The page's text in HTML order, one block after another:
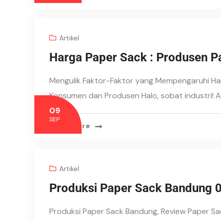
Artikel
Harga Paper Sack : Produsen
Mengulik Faktor-Faktor yang Mempengaruhi
Konsumen dan Produsen Halo, sobat
Read More
09
SEP
Artikel
Produksi Paper Sack Bandung
Produksi Paper Sack Bandung, Review Paper